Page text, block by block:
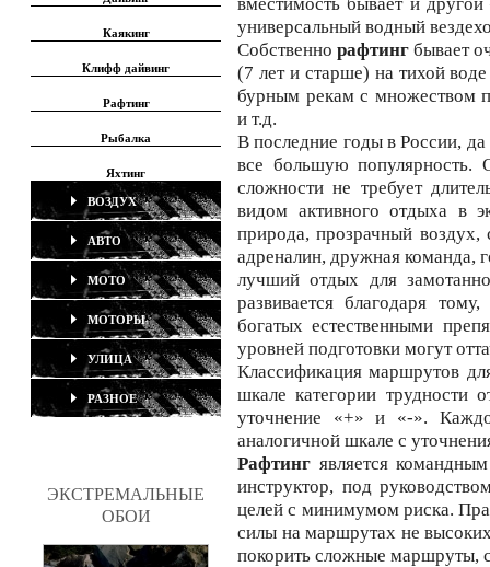
Каякинг
Клифф дайвинг
Рафтинг
Рыбалка
Яхтинг
ВОЗДУХ
АВТО
МОТО
МОТОРЫ
УЛИЦА
РАЗНОЕ
ЭКСТРЕМАЛЬНЫЕ
ОБОИ
универсальный водный
Собственнорафтинг бывает
(7 лет и старше) на тихой
бурным рекам с множеством
и т.д.
В последние годы в России,
все большую популярность.
сложности не требует
видом активного отдыха в
природа, прозрачный воздух,
адреналин, дружная команда,
лучший отдых для
развивается благодаря
богатых естественными
уровней подготовки могут
Классификация маршрутов
шкале категории трудности
уточнение «+» и «-».
аналогичной шкале с
Рафтинг является
инструктор, под
целей с минимумом риска.
силы на маршрутах не
покорить сложные маршруты,